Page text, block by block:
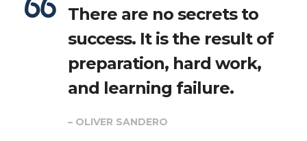
There are no secrets to
success. It is the result of
preparation, hard work,
and learning failure.
– OLIVER SANDERO